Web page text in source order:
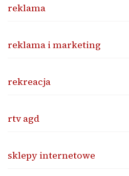
reklama
reklama i marketing
rekreacja
rtv agd
sklepy internetowe